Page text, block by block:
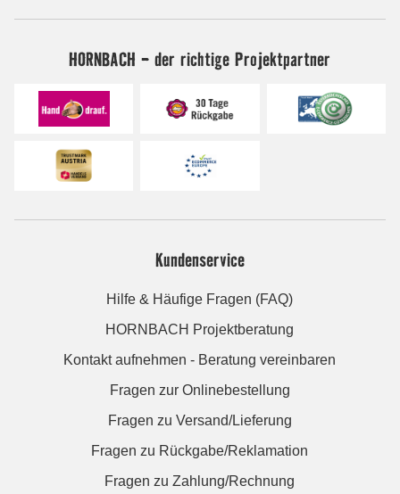
HORNBACH - der richtige Projektpartner
Kundenservice
Hilfe & Häufige Fragen (FAQ)
HORNBACH Projektberatung
Kontakt aufnehmen - Beratung vereinbaren
Fragen zur Onlinebestellung
Fragen zu Versand/Lieferung
Fragen zu Rückgabe/Reklamation
Fragen zu Zahlung/Rechnung